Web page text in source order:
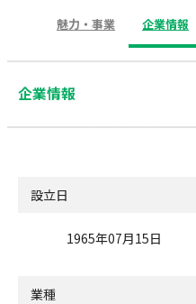
魅力・事業 企業情報
企業情報
設立日
1965年07月15日
業種